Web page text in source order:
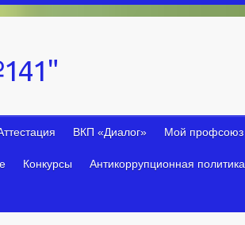
ВКП «Диалог» Мой профсоюз
Конкурсы Антикоррупционная политика